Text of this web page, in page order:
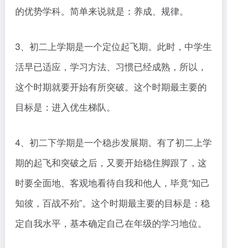
的优势学科。简单来说就是：养成、规律。
3、初二上学期是一个定位起飞期。此时，中学生
活早已适应，学习方法、习惯已经成熟，所以，
这个时期就要开始有所突破。这个时期最主要的
目标是：进入优生梯队。
4、初二下学期是一个稳步发展期。有了初二上学
期的起飞和突破之后，又要开始稳住脚跟了，这
时要全面地、客观地看待自我和他人，毕竟“知己
知彼，百战不殆”。这个时期最主要的目标是：稳
定自我水平，基本确定自己在年级的学习地位。